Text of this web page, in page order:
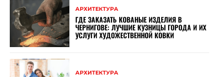
АРХИТЕКТУРА
ГДЕ ЗАКАЗАТЬ КОВАНЫЕ ИЗДЕЛИЯ В
ЧЕРНИГОВЕ: ЛУЧШИЕ КУЗНИЦЫ ГОРОДА И ИХ
УСЛУГИ ХУДОЖЕСТВЕННОЙ КОВКИ
АРХИТЕКТУРА